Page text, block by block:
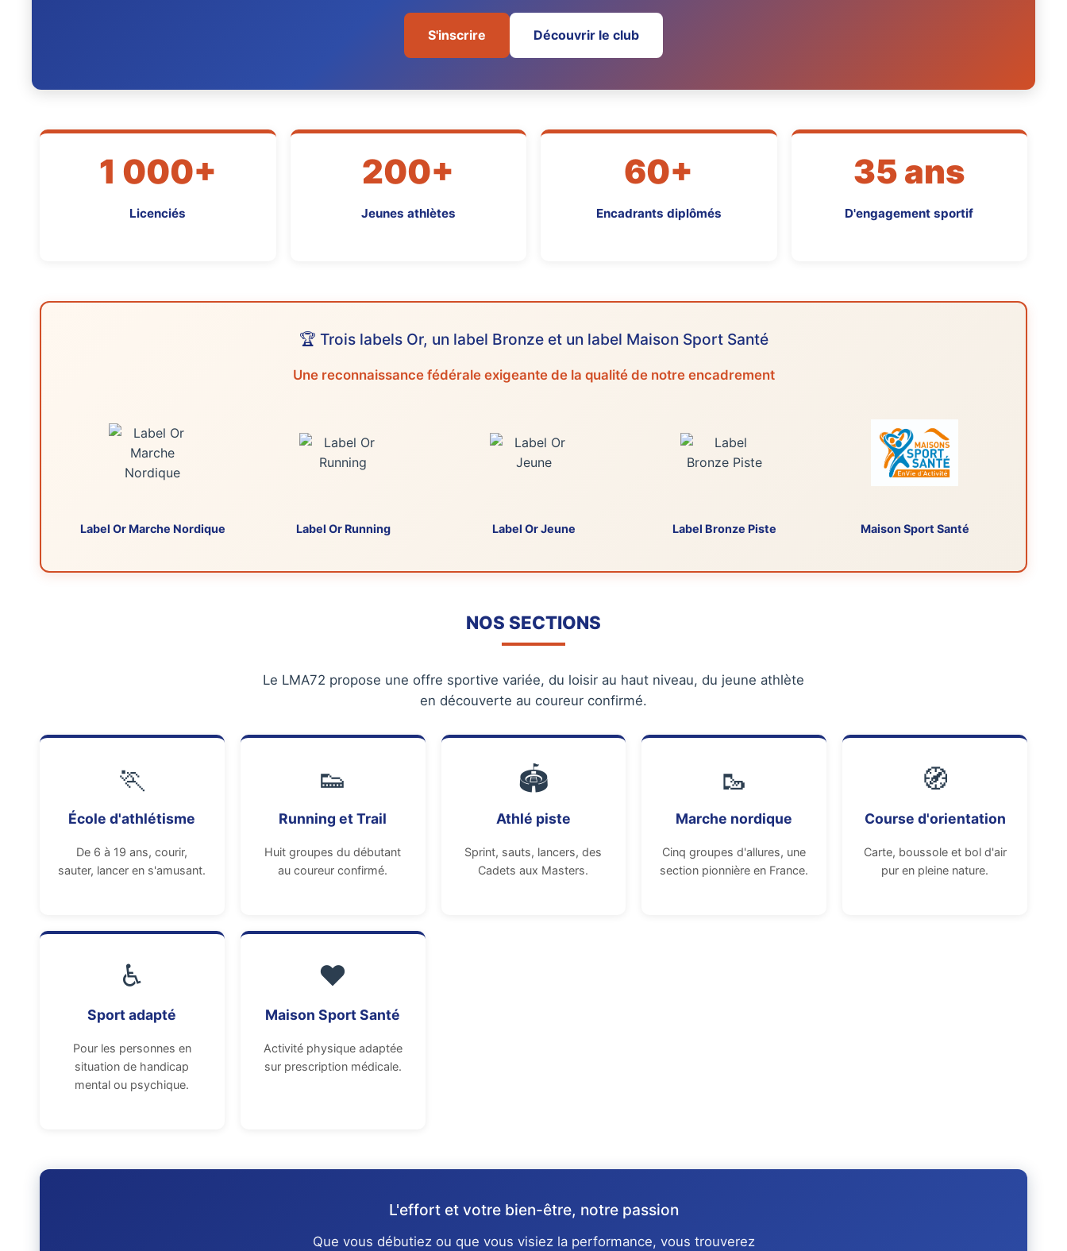
S'inscrire Découvrir le club
1 000+
Licenciés
200+
Jeunes athlètes
60+
Encadrants diplômés
35 ans
D'engagement sportif
🏆 Trois labels Or, un label Bronze et un label Maison Sport Santé
Une reconnaissance fédérale exigeante de la qualité de notre encadrement
Label Or Marche Nordique Label Or Running Label Or Jeune Label Bronze Piste Maison Sport Santé
NOS SECTIONS
Le LMA72 propose une offre sportive variée, du loisir au haut niveau, du jeune athlète
en découverte au coureur confirmé.
🏃
École d'athlétisme
De 6 à 19 ans, courir,
sauter, lancer en s'amusant.
👟
Running et Trail
Huit groupes du débutant
au coureur confirmé.
🏟️
Athlé piste
Sprint, sauts, lancers, des
Cadets aux Masters.
🥾
Marche nordique
Cinq groupes d'allures, une
section pionnière en France.
🧭
Course d'orientation
Carte, boussole et bol d'air
pur en pleine nature.
♿
Sport adapté
Pour les personnes en
situation de handicap
mental ou psychique.
❤️
Maison Sport Santé
Activité physique adaptée
sur prescription médicale.
L'effort et votre bien-être, notre passion
Que vous débutiez ou que vous visiez la performance, vous trouverez